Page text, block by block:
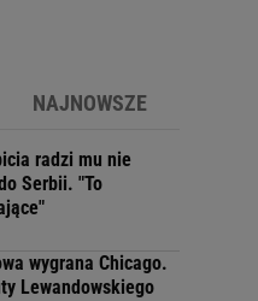
NAJNOWSZE
radzi mu nie
Serbii. "To
wygrana Chicago.
Lewandowskiego